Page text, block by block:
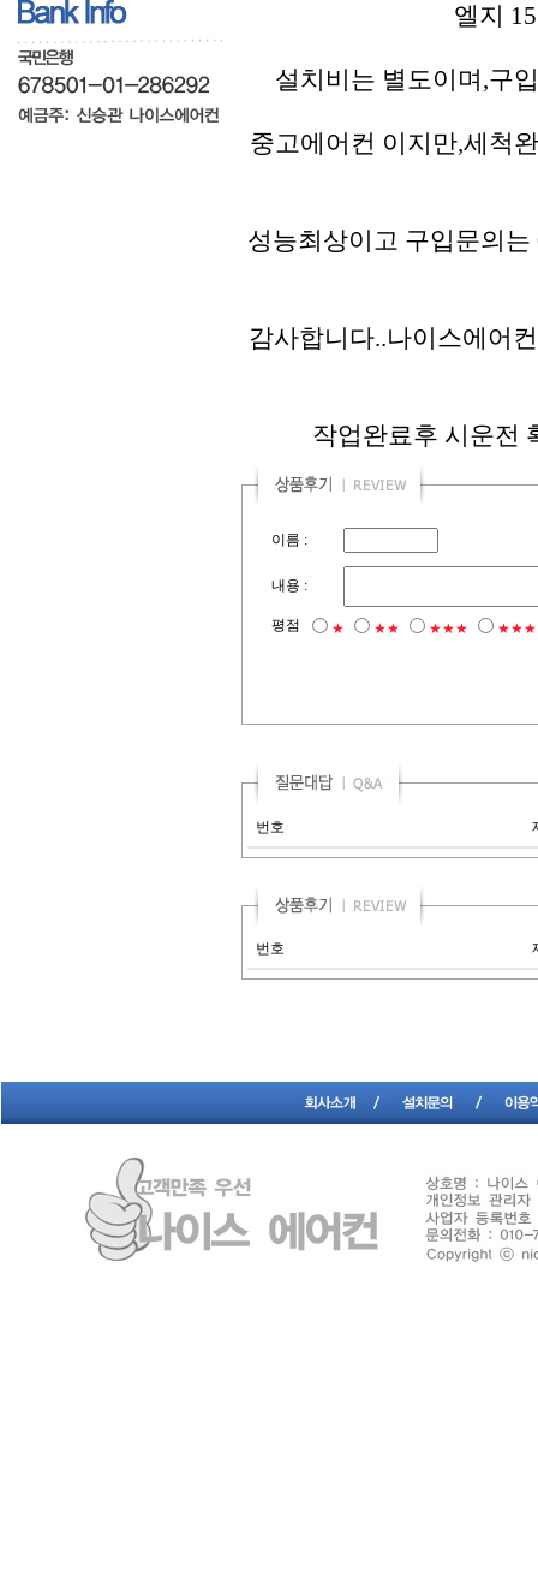
엘지
설치비는 별도이며,구
중고에어컨 이지만,세척
성능최상이고 구입문의
감사합니다..나이스에어
작업완료후 시운전
이름 :
내용 :
평점 ★ ★★ ★★★
번호
번호